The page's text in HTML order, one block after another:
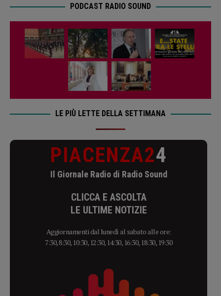
PODCAST RADIO SOUND
LE PIÙ LETTE DELLA SETTIMANA
PIACENZA24
Il Giornale Radio di Radio Sound
CLICCA E ASCOLTA
LE ULTIME NOTIZIE
Aggiornamenti dal lunedì al sabato alle ore:
7:30, 8:30, 10:30, 12:30, 14:30, 16:30, 18:30, 19:30